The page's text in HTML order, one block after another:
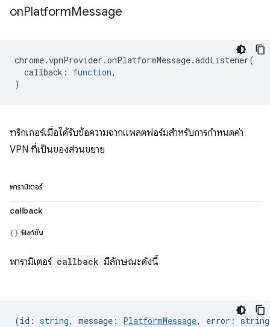
onPlatformMessage
chrome.vpnProvider .onPlatformMessage.addListener(
callback : function,
)
ทริกเกอร์เมื่อได้รับข้อความจากแพลตฟอร์มสำหรับการกำหนดค่า
VPN ที่เป็นของส่วนขยาย
พารามิเตอร์
callback
ฟังก์ชัน
พารามิเตอร์ callback มีลักษณะดังนี้
(id : string, message : PlatformMessage, error : string